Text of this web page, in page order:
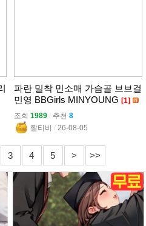
파란 밀착 민소매 가슴골 브브걸
민영 BBGirls MINYOUNG [1]
조회 1989 l 추천 8
짤티비 l 26-08-05
3 4 5 > >>